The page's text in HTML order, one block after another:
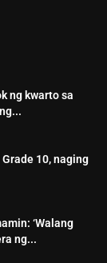
ng kwarto sa
10, naging
‘Walang
ng...